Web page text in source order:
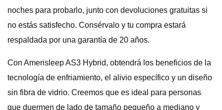
noches para probarlo, junto con devoluciones gratuitas si
no estás satisfecho. Consérvalo y tu compra estará
respaldada por una garantía de 20 años.
Con Amerisleep AS3 Hybrid, obtendrá los beneficios de la
tecnología de enfriamiento, el alivio específico y un diseño
sin fibra de vidrio. Creemos que es ideal para personas
que duermen de lado de tamaño pequeño a mediano y